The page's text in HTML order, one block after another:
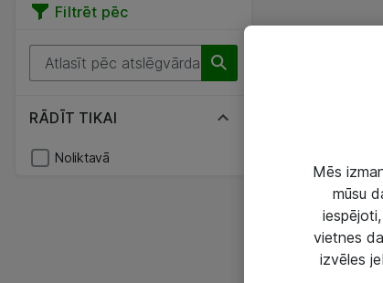
Filtrēt pēc
RĀDĪT TIKAI
Noliktavā
Mēs
mūsu
vietnes
izvēles